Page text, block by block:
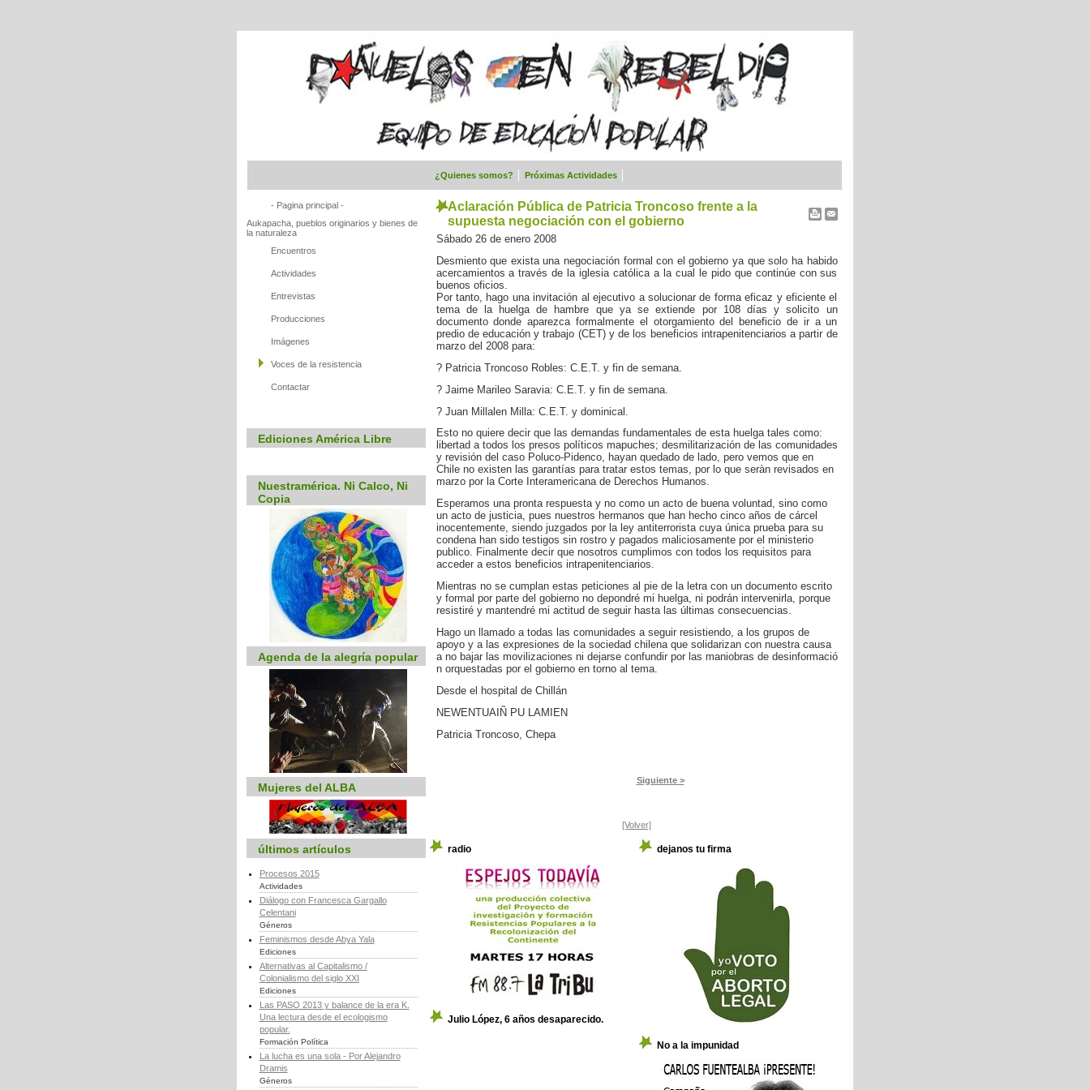
¿Quienes somos? Próximas Actividades
- Pagina principal -
Aukapacha, pueblos originarios y bienes de
la naturaleza
Encuentros
Actividades
Entrevistas
Producciones
Imágenes
Voces de la resistencia
Contactar
Ediciones América Libre
Nuestramérica. Ni Calco, Ni
Copia
Agenda de la alegría popular
Mujeres del ALBA
últimos artículos
Procesos 2015
Actividades
Diálogo con Francesca Gargallo
Celentani
Géneros
Feminismos desde Abya Yala
Ediciones
Alternativas al Capitalismo /
Colonialismo del siglo XXI
Ediciones
Las PASO 2013 y balance de la era K.
Una lectura desde el ecologismo
popular.
Formación Política
La lucha es una sola - Por Alejandro
Dramis
Géneros
Aclaración Pública de Patricia Troncoso frente a la
supuesta negociación con el gobierno
Sábado 26 de enero 2008
Desmiento que exista una negociación formal con el gobierno ya que solo ha habido
acercamientos a través de la iglesia católica a la cual le pido que continúe con sus
buenos oficios.
Por tanto, hago una invitación al ejecutivo a solucionar de forma eficaz y eficiente el
tema de la huelga de hambre que ya se extiende por 108 días y solicito un
documento donde aparezca formalmente el otorgamiento del beneficio de ir a un
predio de educación y trabajo (CET) y de los beneficios intrapenitenciarios a partir de
marzo del 2008 para:
? Patricia Troncoso Robles: C.E.T. y fin de semana.
? Jaime Marileo Saravia: C.E.T. y fin de semana.
? Juan Millalen Milla: C.E.T. y dominical.
Esto no quiere decir que las demandas fundamentales de esta huelga tales como:
libertad a todos los presos políticos mapuches; desmilitarización de las comunidades
y revisión del caso Poluco-Pidenco, hayan quedado de lado, pero vemos que en
Chile no existen las garantías para tratar estos temas, por lo que seràn revisados en
marzo por la Corte Interamericana de Derechos Humanos.
Esperamos una pronta respuesta y no como un acto de buena voluntad, sino como
un acto de justicia, pues nuestros hermanos que han hecho cinco años de cárcel
inocentemente, siendo juzgados por la ley antiterrorista cuya única prueba para su
condena han sido testigos sin rostro y pagados maliciosamente por el ministerio
publico. Finalmente decir que nosotros cumplimos con todos los requisitos para
acceder a estos beneficios intrapenitenciarios.
Mientras no se cumplan estas peticiones al pie de la letra con un documento escrito
y formal por parte del gobierno no depondré mi huelga, ni podrán intervenirla, porque
resistiré y mantendré mi actitud de seguir hasta las últimas consecuencias.
Hago un llamado a todas las comunidades a seguir resistiendo, a los grupos de
apoyo y a las expresiones de la sociedad chilena que solidarizan con nuestra causa
a no bajar las movilizaciones ni dejarse confundir por las maniobras de desinformació
n orquestadas por el gobierno en torno al tema.
Desde el hospital de Chillán
NEWENTUAIÑ PU LAMIEN
Patricia Troncoso, Chepa
Siguiente >
[Volver]
radio
Julio López, 6 años desaparecido.
dejanos tu firma
No a la impunidad